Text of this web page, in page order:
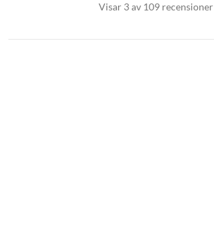
Visar 3 av 109 recensioner